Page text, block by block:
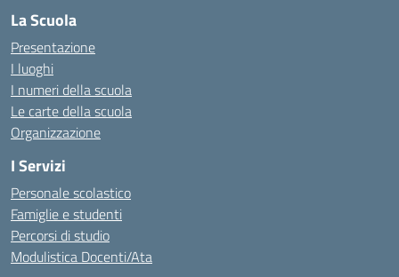
La Scuola
Presentazione
I luoghi
I numeri della scuola
Le carte della scuola
Organizzazione
I Servizi
Personale scolastico
Famiglie e studenti
Percorsi di studio
Modulistica Docenti/Ata